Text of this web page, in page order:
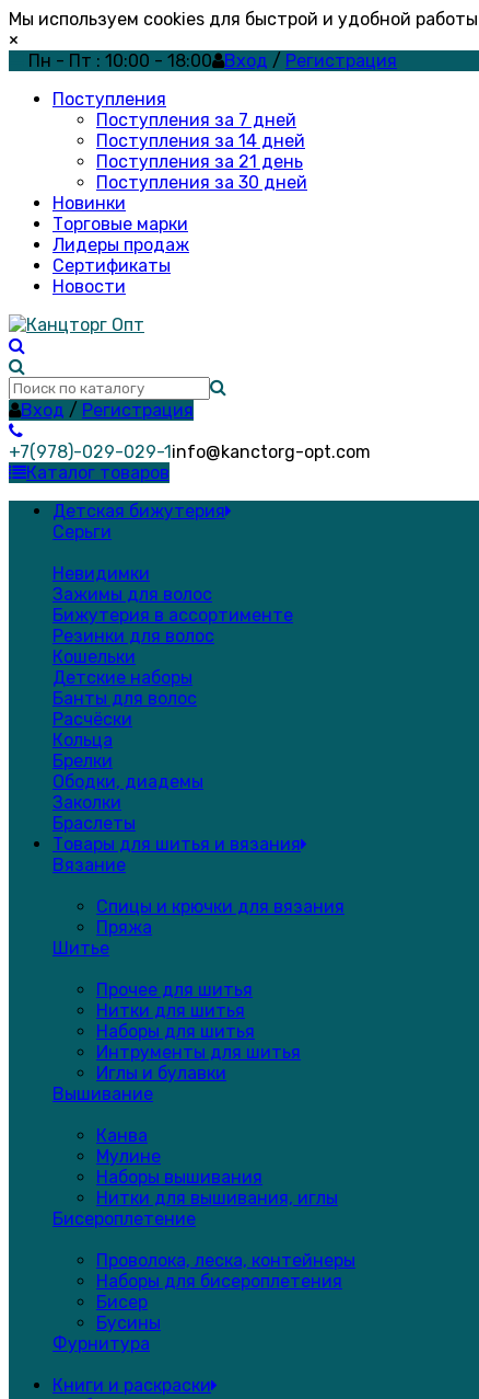
Мы используем cookies для быстрой и удобной
×
Пн - Пт : 10:00 - 18:00
Вход / Регистрация
Поступления
Поступления за 7 дней
Поступления за 14 дней
Поступления за 21 день
Поступления за 30 дней
Новинки
Торговые марки
Лидеры продаж
Сертификаты
Новости
Вход / Регистрация
+7(978)-029-029-1info@kanctorg-opt.com
Каталог товаров
Детская бижутерия
Серьги
Невидимки
Зажимы для волос
Бижутерия в ассортименте
Резинки для волос
Кошельки
Детские наборы
Банты для волос
Расчёски
Кольца
Брелки
Ободки, диадемы
Заколки
Браслеты
Товары для шитья и вязания
Вязание
Спицы и крючки для вязания
Пряжа
Шитье
Прочее для шитья
Нитки для шитья
Наборы для шитья
Интрументы для шитья
Иглы и булавки
Вышивание
Канва
Мулине
Наборы вышивания
Нитки для вышивания, иглы
Бисероплетение
Проволока, леска, контейнеры
Наборы для бисероплетения
Бисер
Бусины
Фурнитура
Книги и раскраски